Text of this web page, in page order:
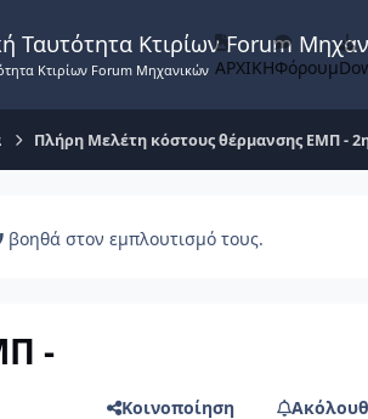
Ταυτότητα Κτιρίων Forum
Κτιρίων Forum Μηχανικών ΑΡΧΙΚΗΦόρουμ
Πλήρη Mελέτη κόστους θέρμανσης ΕΜΠ -
βοηθά στον εμπλουτισμό τους.
-
Κοινοποίηση